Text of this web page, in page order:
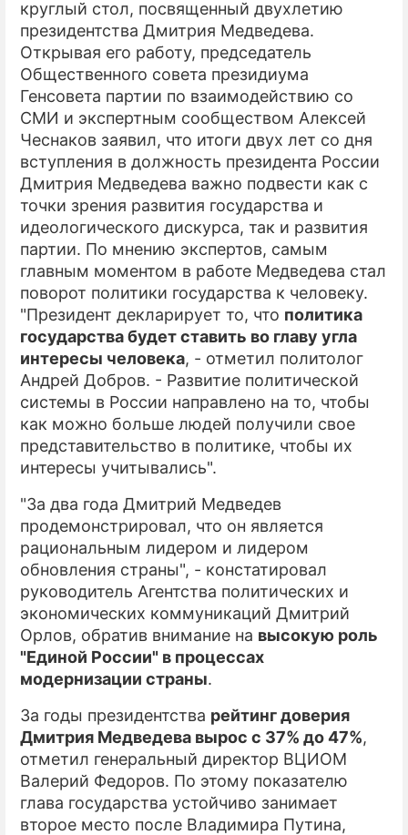
круглый стол, посвященный двухлетию
президентства Дмитрия Медведева.
Открывая его работу, председатель
Общественного совета президиума
Генсовета партии по взаимодействию со
СМИ и экспертным сообществом Алексей
Чеснаков заявил, что итоги двух лет со дня
вступления в должность президента России
Дмитрия Медведева важно подвести как с
точки зрения развития государства и
идеологического дискурса, так и развития
партии. По мнению экспертов, самым
главным моментом в работе Медведева стал
поворот политики государства к человеку.
"Президент декларирует то, что политика
государства будет ставить во главу угла
интересы человека, - отметил политолог
Андрей Добров. - Развитие политической
системы в России направлено на то, чтобы
как можно больше людей получили свое
представительство в политике, чтобы их
интересы учитывались".
"За два года Дмитрий Медведев
продемонстрировал, что он является
рациональным лидером и лидером
обновления страны", - констатировал
руководитель Агентства политических и
экономических коммуникаций Дмитрий
Орлов, обратив внимание на высокую роль
"Единой России" в процессах
модернизации страны.
За годы президентства рейтинг доверия
Дмитрия Медведева вырос с 37% до 47%,
отметил генеральный директор ВЦИОМ
Валерий Федоров. По этому показателю
глава государства устойчиво занимает
второе место после Владимира Путина,